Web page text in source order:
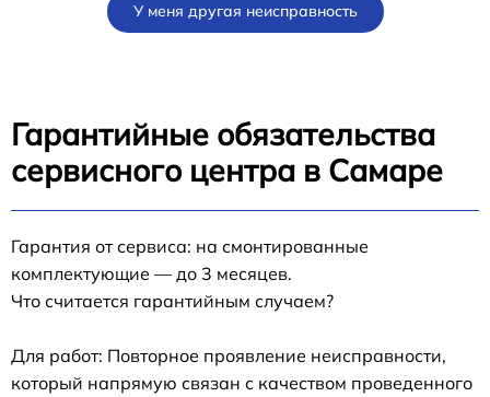
У меня другая неисправность
Гарантийные обязательства
сервисного центра в Самаре
Гарантия от сервиса: на смонтированные
комплектующие — до 3 месяцев.
Что считается гарантийным случаем?
Для работ: Повторное проявление неисправности,
который напрямую связан с качеством проведенного